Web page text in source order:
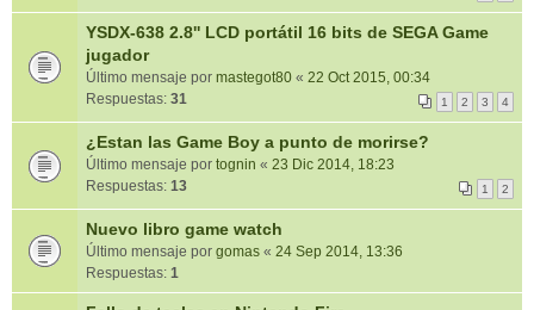
YSDX-638 2.8'' LCD portátil 16 bits de SEGA Game
jugador
Último mensaje por mastegot80 « 22 Oct 2015, 00:34
Respuestas: 31 1 2 3 4
¿Estan las Game Boy a punto de morirse?
Último mensaje por tognin « 23 Dic 2014, 18:23
Respuestas: 13 1 2
Nuevo libro game watch
Último mensaje por gomas « 24 Sep 2014, 13:36
Respuestas: 1